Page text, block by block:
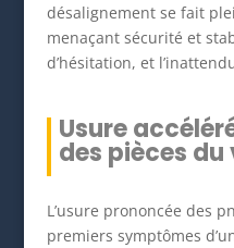
désalignement se fait
menaçant sécurité et
d’hésitation, et
Usure
des pièces du
L’usure prononcée des
premiers symptômes